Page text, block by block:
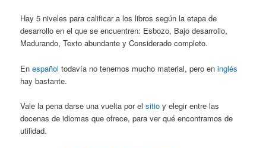
Hay 5 niveles para calificar a los libros según la etapa de
desarrollo en el que se encuentren: Esbozo, Bajo desarrollo,
Madurando, Texto abundante y Considerado completo.
Enespañol todavía no tenemos mucho material, pero eninglés
hay bastante.
Vale la pena darse una vuelta por elsitio y elegir entre las
docenas de idiomas que ofrece, para ver qué encontramos de
utilidad.